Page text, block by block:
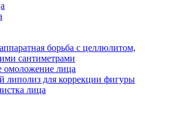
борьба с целлюлитом,
сантиметрами
омоложение лица
липолиз для коррекции фигуры
лица